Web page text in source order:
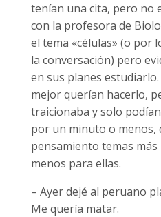
tenían una cita, pero no
con la profesora de
el tema «células» (o por
la conversación) pero
en sus planes
mejor querían hacerlo,
traicionaba y solo
por un minuto o menos,
pensamiento temas
menos para ellas.
– Ayer dejé al peruano
Me quería matar.